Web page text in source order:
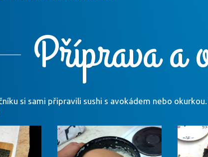
Příprava a
si sami připravili sushi s avokádem nebo